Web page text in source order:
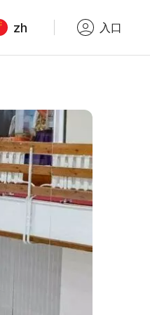
zh 入口